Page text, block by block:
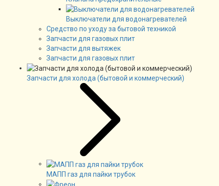
Выключатели для водонагревателей
Средство по уходу за бытовой техникой
Запчасти для газовых плит
Запчасти для вытяжек
Запчасти для газовых плит
Запчасти для холода (бытовой и коммерческий)
МАПП газ для пайки трубок